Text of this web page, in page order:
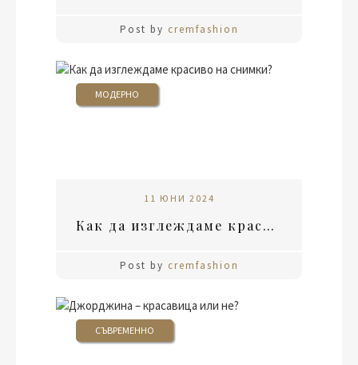
Post by cremfashion
МОДЕРНО
11 ЮНИ 2024
Как да изглеждаме красиво на снимки?
Post by cremfashion
СЪВРЕМЕННО